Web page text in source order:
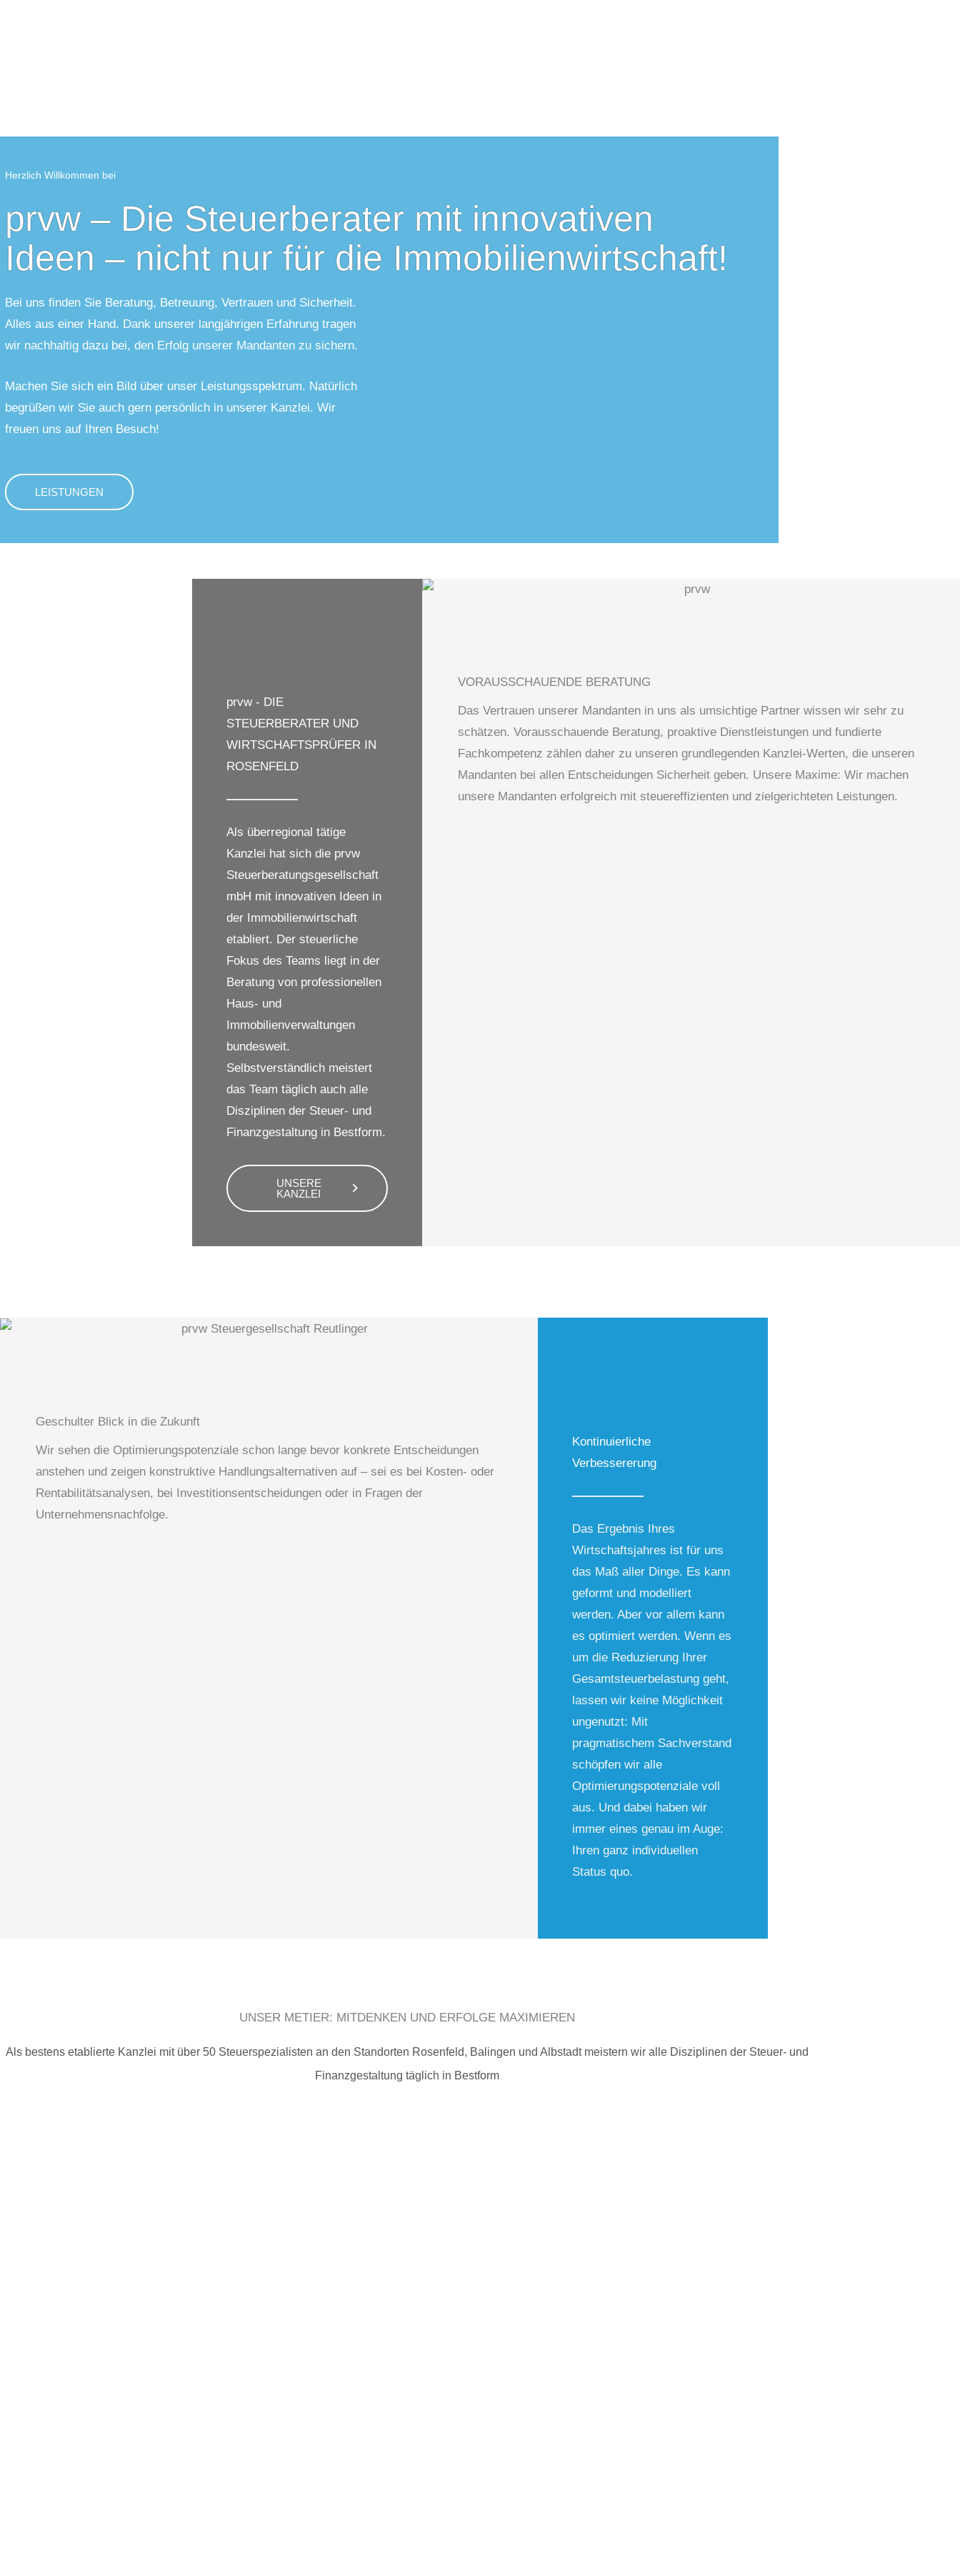
Herzlich Willkommen bei
prvw – Die Steuerberater mit innovativen
Ideen – nicht nur für die Immobilienwirtschaft!
Bei uns finden Sie Beratung, Betreuung, Vertrauen und Sicherheit.
Alles aus einer Hand. Dank unserer langjährigen Erfahrung tragen
wir nachhaltig dazu bei, den Erfolg unserer Mandanten zu sichern.
Machen Sie sich ein Bild über unser Leistungsspektrum. Natürlich
begrüßen wir Sie auch gern persönlich in unserer Kanzlei. Wir
freuen uns auf Ihren Besuch!
LEISTUNGEN
prvw - DIE
STEUERBERATER UND
WIRTSCHAFTS­PRÜFER IN
ROSENFELD
Als überregional tätige
Kanzlei hat sich die prvw
Steuerberatungsgesellschaft
mbH mit innovativen Ideen in
der Immobilienwirtschaft
etabliert. Der steuerliche
Fokus des Teams liegt in der
Beratung von professionellen
Haus- und
Immobilienverwaltungen
bundesweit.
Selbstverständlich meistert
das Team täglich auch alle
Disziplinen der Steuer- und
Finanzgestaltung in Bestform.
UNSERE
KANZLEI
VORAUS­SCHAU­ENDE BERATUNG
Das Vertrauen unserer Mandanten in uns als umsichtige Partner wissen wir sehr zu
schätzen. Vorausschauende Beratung, proaktive Dienstleistungen und fundierte
Fachkompetenz zählen daher zu unseren grundlegenden Kanzlei-Werten, die unseren
Mandanten bei allen Entscheidungen Sicherheit geben. Unsere Maxime: Wir machen
unsere Mandanten erfolgreich mit steuereffizienten und zielgerichteten Leistungen.
Geschulter Blick in die Zukunft
Wir sehen die Optimierungspotenziale schon lange bevor konkrete Entscheidungen
anstehen und zeigen konstruktive Handlungsalternativen auf – sei es bei Kosten- oder
Rentabilitätsanalysen, bei Investitionsentscheidungen oder in Fragen der
Unternehmensnachfolge.
Kontinuierliche
Verbessererung
Das Ergebnis Ihres
Wirtschaftsjahres ist für uns
das Maß aller Dinge. Es kann
geformt und modelliert
werden. Aber vor allem kann
es optimiert werden. Wenn es
um die Reduzierung Ihrer
Gesamtsteuerbelastung geht,
lassen wir keine Möglichkeit
ungenutzt: Mit
pragmatischem Sachverstand
schöpfen wir alle
Optimierungspotenziale voll
aus. Und dabei haben wir
immer eines genau im Auge:
Ihren ganz individuellen
Status quo.
UNSER METIER: MITDENKEN UND ERFOLGE MAXIMIEREN
Als bestens etablierte Kanzlei mit über 50 Steuerspezialisten an den Standorten Rosenfeld, Balingen und Albstadt meistern wir alle Disziplinen der Steuer- und
Finanzgestaltung täglich in Bestform